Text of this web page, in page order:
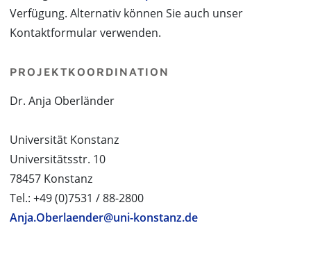
Verfügung. Alternativ können Sie auch unser
Kontaktformular verwenden.
PROJEKTKOORDINATION
Dr. Anja Oberländer
Universität Konstanz
Universitätsstr. 10
78457 Konstanz
Tel.: +49 (0)7531 / 88-2800
Anja.Oberlaender@uni-konstanz.de